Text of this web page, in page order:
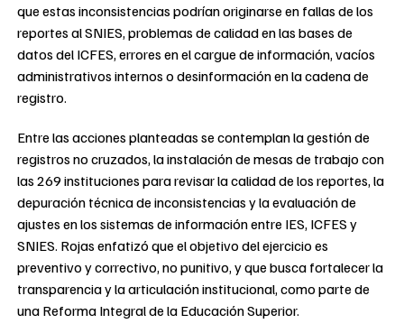
que estas inconsistencias podrían originarse en fallas de los
reportes al SNIES, problemas de calidad en las bases de
datos del ICFES, errores en el cargue de información, vacíos
administrativos internos o desinformación en la cadena de
registro.
Entre las acciones planteadas se contemplan la gestión de
registros no cruzados, la instalación de mesas de trabajo con
las 269 instituciones para revisar la calidad de los reportes, la
depuración técnica de inconsistencias y la evaluación de
ajustes en los sistemas de información entre IES, ICFES y
SNIES. Rojas enfatizó que el objetivo del ejercicio es
preventivo y correctivo, no punitivo, y que busca fortalecer la
transparencia y la articulación institucional, como parte de
una Reforma Integral de la Educación Superior.